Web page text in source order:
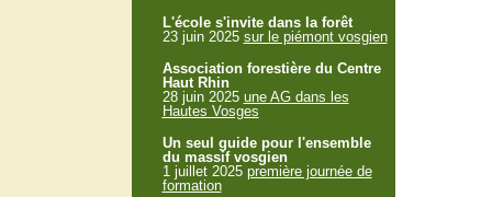
L'école s'invite dans la forêt
23 juin 2025 sur le piémont vosgien
Association forestière du Centre
Haut Rhin
28 juin 2025 une AG dans les
Hautes Vosges
Un seul guide pour l'ensemble
du massif vosgien
1 juillet 2025 première journée de
formation